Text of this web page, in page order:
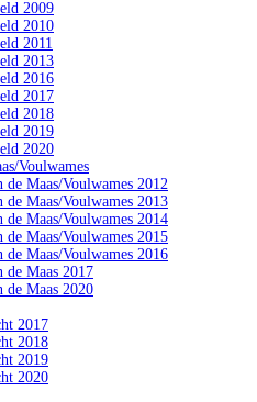
2009
2010
2011
2013
2016
2017
2018
2019
2020
Voulwames
de Maas/Voulwames 2012
de Maas/Voulwames 2013
de Maas/Voulwames 2014
de Maas/Voulwames 2015
de Maas/Voulwames 2016
de Maas 2017
de Maas 2020
2017
2018
2019
2020